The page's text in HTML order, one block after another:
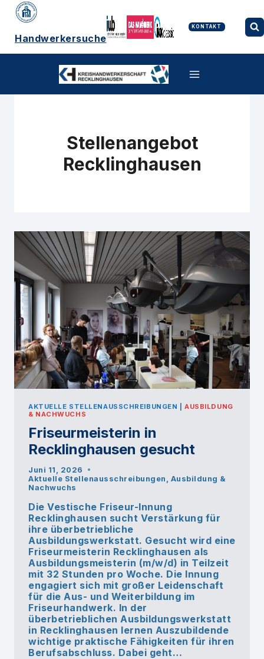
Zum
Inhalt
Handwerkersuche
KONTAKT
Stellenangebot
Recklinghausen
AKTUELLE STELLENAUSSCHREIBUNGEN |AUSBILDUNG
& NACHWUCHS
Friseurmeisterin in
Recklinghausen gesucht
Juni 11, 2026
Aktuelle Stellenausschreibungen
Ausbildung &
Nachwuchs
Die Vestische Friseur-Innung
Recklinghausen sucht Verstärkung für
ihre überbetriebliche
Ausbildungswerkstatt. Gesucht wird eine
Friseurmeisterin Recklinghausen als
Ausbildungsmeisterin (m/w/d) in Teilzeit
mit 32 Stunden pro Woche. Die Innung
engagiert sich mit großer Leidenschaft
für die Aus- und Weiterbildung im
Friseurhandwerk. In der
überbetrieblichen Ausbildungswerkstatt
in Recklinghausen lernen Auszubildende
wichtige praktische Fähigkeiten für ihren
Berufsabschluss. Dabei geht…